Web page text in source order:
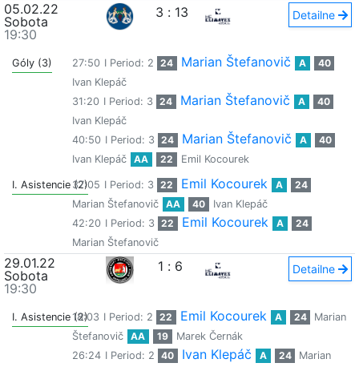
05.02.22
Sobota
19:30
3 : 13 Detailne
Góly (3) 27:50 I Period: 2 24 Marian Štefanovič A
40
Ivan Klepáč
31:20 I Period: 3 24 Marian Štefanovič A
40
Ivan Klepáč
40:50 I Period: 3 24 Marian Štefanovič A
40
Ivan Klepáč
AA 22 Emil Kocourek
I. Asistencie (2)
37:05 I Period: 3 22 Emil Kocourek A
24
Marian Štefanovič
AA 40
Ivan Klepáč
42:20 I Period: 3 22 Emil Kocourek A
24
Marian Štefanovič
29.01.22
Sobota
19:30
1 : 6 Detailne
I. Asistencie (2)
18:03 I Period: 2 22 Emil Kocourek A 24
Marian
Štefanovič
AA 19
Marek Černák
26:24 I Period: 2 40 Ivan Klepáč A 24
Marian